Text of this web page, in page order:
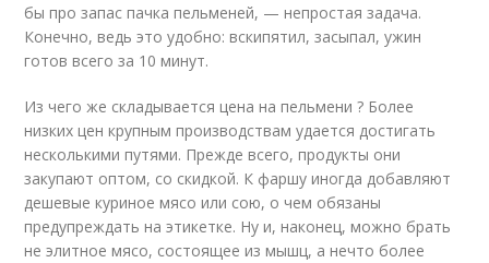
бы про запас пачка пельменей, — непростая задача.
Конечно, ведь это удобно: вскипятил, засыпал, ужин
готов всего за 10 минут.
Из чего же складывается цена на пельмени ? Более
низких цен крупным производствам удается достигать
несколькими путями. Прежде всего, продукты они
закупают оптом, со скидкой. К фаршу иногда добавляют
дешевые куриное мясо или сою, о чем обязаны
предупреждать на этикетке. Ну и, наконец, можно брать
не элитное мясо, состоящее из мышц, а нечто более